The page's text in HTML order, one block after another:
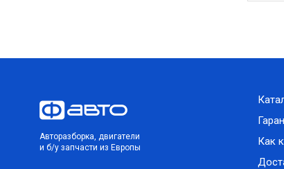
Авторазборка, двигатели
и б/у запчасти из Европы
Как